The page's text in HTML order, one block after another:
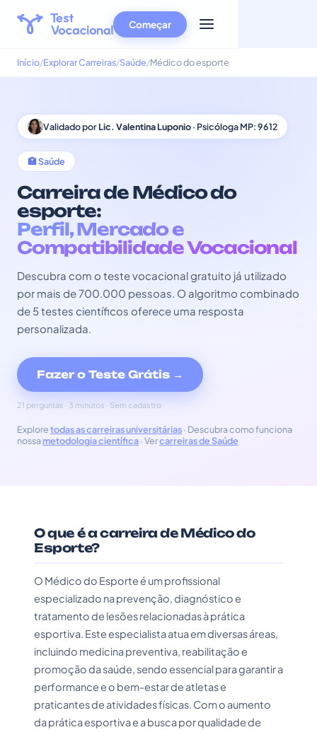
Começar
Início Explorar Carreiras Saúde Médico do esporte
Validado porLic. Valentina Luponio· Psicóloga MP: 9612
🏥 Saúde
Carreira de Médico do
esporte:
Perfil, Mercado e
Compatibilidade Vocacional
Descubra com o teste vocacional gratuito já utilizado
por mais de 700.000 pessoas. O algoritmo combinado
de 5 testes científicos oferece uma resposta
personalizada.
Fazer o Teste Grátis →
21 perguntas · 3 minutos · Sem cadastro
Exploretodas as carreiras universitárias· Descubra como funciona
nossa metodologia científica· Vercarreiras de Saúde
O que é a carreira de Médico do
Esporte?
O Médico do Esporte é um profissional
especializado na prevenção, diagnóstico e
tratamento de lesões relacionadas à prática
esportiva. Este especialista atua em diversas áreas,
incluindo medicina preventiva, reabilitação e
promoção da saúde, sendo essencial para garantir a
performance e o bem-estar de atletas e
praticantes de atividades físicas. Com o aumento
da prática esportiva e a busca por qualidade de